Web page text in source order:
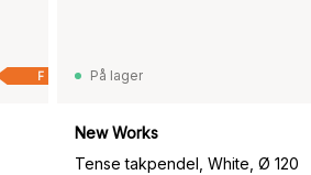
F På lager
New Works
Tense takpendel, White, Ø 120